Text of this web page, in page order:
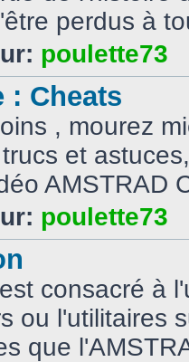
perdus à
poulette73
: Cheats
, mourez
et
AMSTRAD
poulette73
consacré à
ou l'utilitaires
que